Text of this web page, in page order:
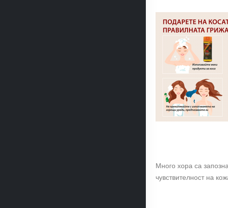
Много хора са
чувствителност на